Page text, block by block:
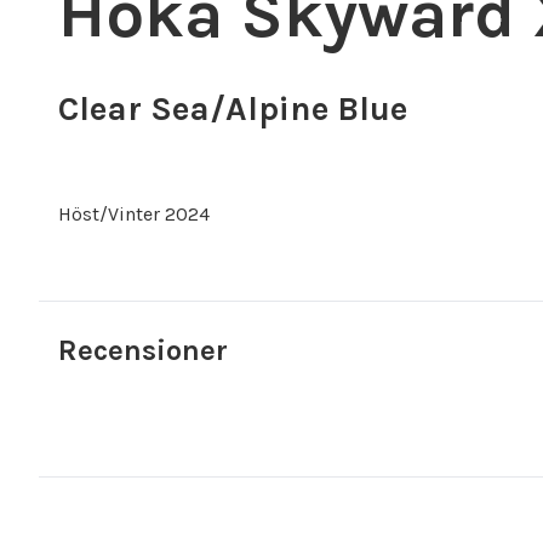
Clear Sea/Alpine Blue
Höst/Vinter 2024
Recensioner